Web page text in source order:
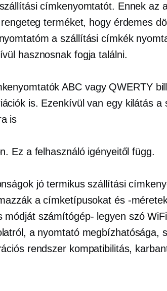
címkenyomtatót. Ennek az
terméket, hogy érdemes
a szállítási címkék
hasznosnak fogja találni.
ABC vagy QWERTY
is. Ezenkívül van egy kilátás a
is
Ez a felhasználó igényeitől függ.
jó termikus szállítási
a címketípusokat és -
módját számítógép- legyen szó
a nyomtató megbízhatósága,
rendszer kompatibilitás,